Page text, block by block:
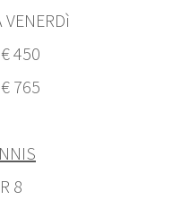
VENERDì
450
765
8